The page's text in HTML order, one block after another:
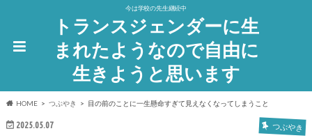
今は学校の先生継続中
トランスジェンダーに生
まれたようなので自由に
生きようと思います
HOME つぶやき 目の前のことに一生懸命すぎて見えなくなってしまうこと
2025.05.07 つぶやき